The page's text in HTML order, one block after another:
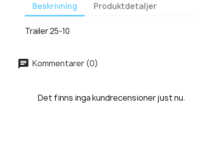
Beskrivning Produktdetaljer
Trailer 25-10
Kommentarer (0)
Det finns inga kundrecensioner just nu.